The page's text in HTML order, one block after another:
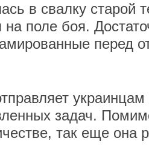
в свалку старой
на поле боя.
перед
задач.
так еще она